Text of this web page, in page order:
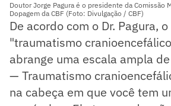
Doutor Jorge Pagura é o presidente da Comissão
Dopagem da CBF (Foto: Divulgação / CBF)
De acordo com o Dr. Pagura,
"traumatismo
abrange uma escala ampla
— Traumatismo
na cabeça em que você tem